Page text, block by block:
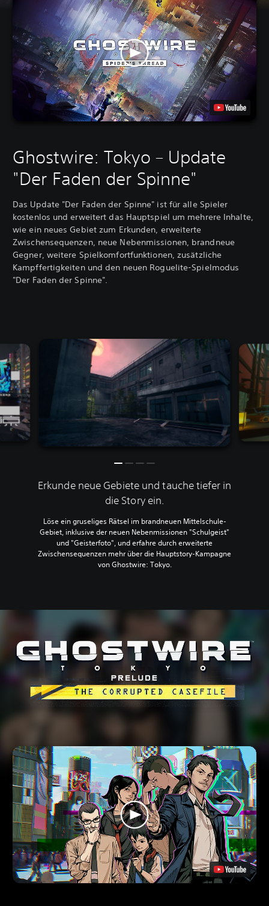
Ghostwire: Tokyo – Update
"Der Faden der Spinne"
Das Update "Der Faden der Spinne" ist für alle Spieler
kostenlos und erweitert das Hauptspiel um mehrere Inhalte,
wie ein neues Gebiet zum Erkunden, erweiterte
Zwischensequenzen, neue Nebenmissionen, brandneue
Gegner, weitere Spielkomfortfunktionen, zusätzliche
Kampffertigkeiten und den neuen Roguelite-Spielmodus
"Der Faden der Spinne".
Erkunde neue Gebiete und tauche tiefer in
die Story ein.
Löse ein gruseliges Rätsel im brandneuen Mittelschule-
Gebiet, inklusive der neuen Nebenmissionen "Schulgeist"
und "Geisterfoto", und erfahre durch erweiterte
Zwischensequenzen mehr über die Hauptstory-Kampagne
von Ghostwire: Tokyo.